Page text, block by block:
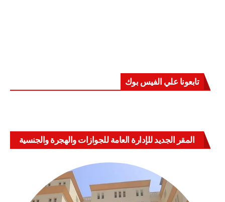
تابعونا علي الفيس بوك
المقر الجديد للإدارة العامة للجوازات والهجرة والجنسية